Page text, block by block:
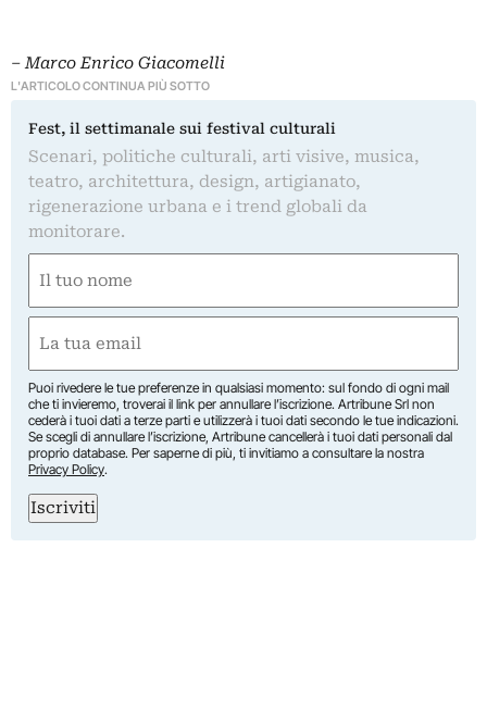
– Marco Enrico Giacomelli
L'ARTICOLO CONTINUA PIÙ SOTTO
Fest, il settimanale sui festival culturali
Scenari, politiche culturali, arti visive, musica,
teatro, architettura, design, artigianato,
rigenerazione urbana e i trend globali da
monitorare.
(Required)
First
(Required)
Puoi rivedere le tue preferenze in qualsiasi momento: sul fondo di ogni mail
che ti invieremo, troverai il link per annullare l’iscrizione. Artribune Srl non
cederà i tuoi dati a terze parti e utilizzerà i tuoi dati secondo le tue indicazioni.
Se scegli di annullare l’iscrizione, Artribune cancellerà i tuoi dati personali dal
proprio database. Per saperne di più, ti invitiamo a consultare la nostra
Privacy Policy.
Iscriviti